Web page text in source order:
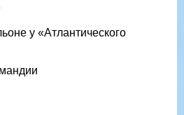
у «Атлантического